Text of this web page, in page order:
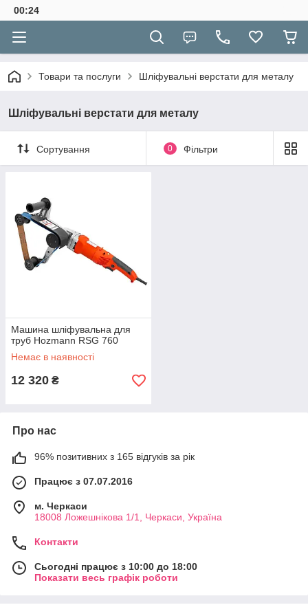
00:24
Товари та послуги Шліфувальні верстати для металу
Шліфувальні верстати для металу
Сортування 0 Фільтри
Машина шліфувальна для
труб Hozmann RSG 760
Немає в наявності
12 320 ₴
Про нас
96% позитивних з 165 відгуків за рік
Працює з 07.07.2016
м. Черкаси
18008 Ложешнікова 1/1, Черкаси, Україна
Контакти
Сьогодні працює з 10:00 до 18:00
Показати весь графік роботи